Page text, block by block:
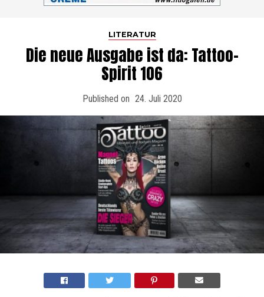
LITERATUR
Die neue Ausgabe ist da: Tattoo-
Spirit 106
Published on 24. Juli 2020